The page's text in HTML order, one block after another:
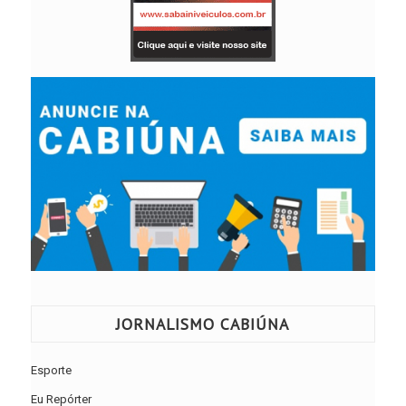
JORNALISMO CABIÚNA
Esporte
Eu Repórter